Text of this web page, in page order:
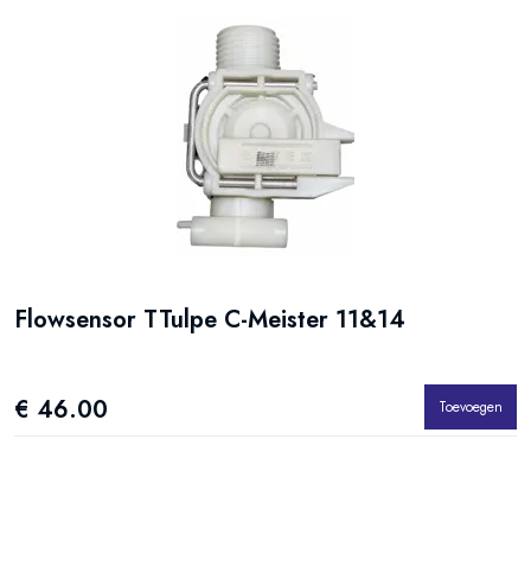
Flowsensor TTulpe C-Meister 11&14
€ 46.00 Toevoegen